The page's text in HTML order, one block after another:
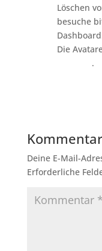
Löschen
besuche
Die
.
Deine E-Mail-
Erforderliche